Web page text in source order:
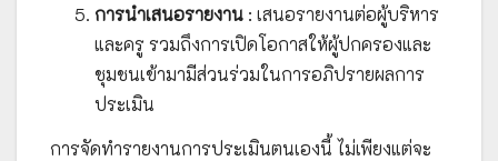
การนำเสนอรายงาน : เสนอรายงานต่อผู้บริหาร
และครู รวมถึงการเปิดโอกาสให้ผู้ปกครองและ
ชุมชนเข้ามามีส่วนร่วมในการอภิปรายผลการ
ประเมิน
การจัดทำรายงานการประเมินตนเองนี้ ไม่เพียงแต่จะ